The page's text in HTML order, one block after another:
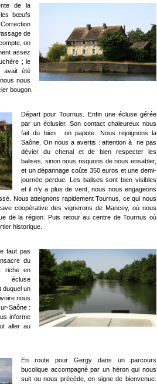
de la
bœufs
de
on
assez
; le
avait été
nous
bougon.
Départ pour Tournus. Enfin une écluse gérée
par un éclusier. Son contact chaleureux nous
fait du bien : on papote. Nous rejoignons la
Saône. On nous a avertis : attention à ne pas
dévier du chenal et de bien respecter les
balises, sinon nous risquons de nous ensabler,
et un dépannage coûte 350 euros et une demi-
journée perdue. Les balises sont bien visibles
et il n’y a plus de vent, nous nous engageons
Nous atteignons rapidement Tournus, ce qui nous
coopérative des vignerons de Mancey, où nous
de la région. Puis retour au centre de Tournus où
historique.
faut pas
du
riche en
écluse
duquel un
nous
Saône :
informe
aller au
En route pour Gergy dans un parcours
bucolique accompagné par un héron qui nous
suit ou nous précède, en signe de bienvenue.